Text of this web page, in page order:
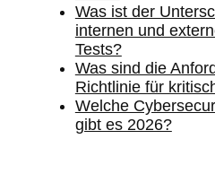
Was ist der
internen und
Tests?
Was sind die
Richtlinie für
Welche
gibt es 2026?